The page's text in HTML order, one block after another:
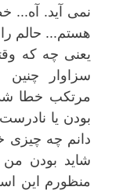
نمی آید. آه...
هستم... حالم را
یعنی چه که
سزاوار چنین
مرتکب خطا
بودن یا نادرست
دانم چه چیزی
شاید بودن من
منظورم این